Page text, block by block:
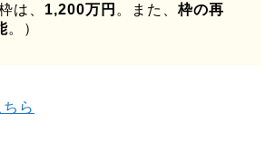
は、 1,200万円 。また、 枠の再
。）
ちら